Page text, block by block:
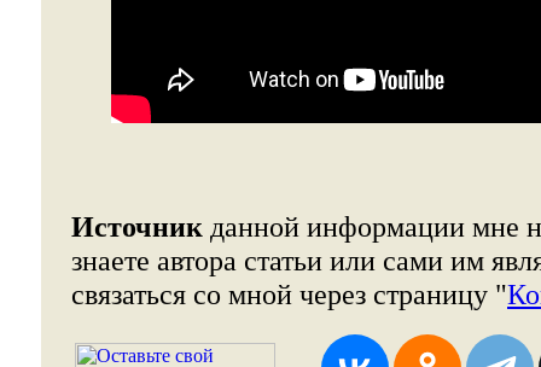
Источник данной информации мне
знаете автора статьи или сами им
связаться со мной через страницу "